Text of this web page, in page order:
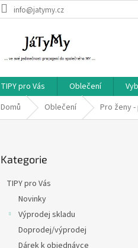
info@jatymy.cz
TIPY pro Vás Oblečení
Domů
Oblečení Pro ženy
kategorie
Kategorie
TIPY pro Vás
Novinky
Výprodej skladu
Doprodej/výprodej
Dárek k objednávce